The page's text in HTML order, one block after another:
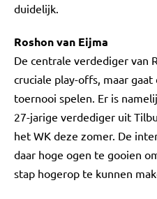
duidelijk.
Roshon van Eijma
De centrale verdediger van
cruciale play-offs, maar
toernooi spelen. Er is
27-jarige verdediger uit
het WK deze zomer. De
daar hoge ogen te gooien
stap hogerop te kunnen